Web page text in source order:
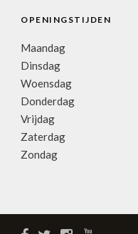
OPENINGSTIJDEN
Maandag
Dinsdag
Woensdag
Donderdag
Vrijdag
Zaterdag
Zondag